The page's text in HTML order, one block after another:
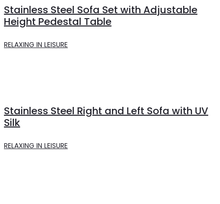
Stainless Steel Sofa Set with Adjustable
Height Pedestal Table
RELAXING IN LEISURE
Stainless Steel Right and Left Sofa with UV
Silk
RELAXING IN LEISURE